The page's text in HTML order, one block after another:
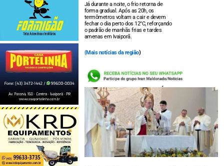
Já durante a noite, o frio retorna de
forma gradual. Após as 20h, os
termômetros voltam a cair e devem
fechar o dia perto dos 12°C, reforçando
o padrão de manhãs frias e tardes
amenas em Ivaiporã.
(Mais notícias da região)
LEIA TAMBÉM: